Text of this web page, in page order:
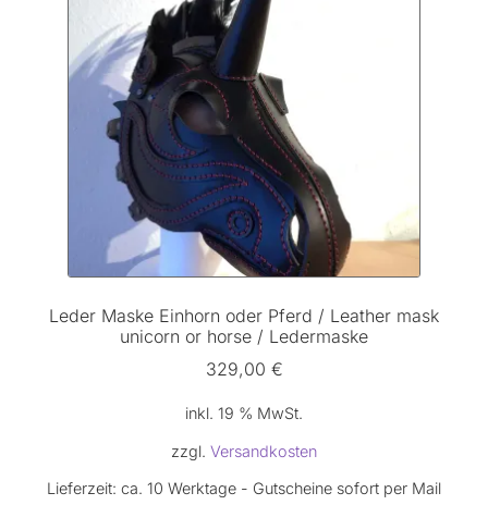
Leder Maske Einhorn oder Pferd / Leather mask
unicorn or horse / Ledermaske
329,00 €
inkl. 19 % MwSt.
zzgl. Versandkosten
Lieferzeit: ca. 10 Werktage - Gutscheine sofort per Mail